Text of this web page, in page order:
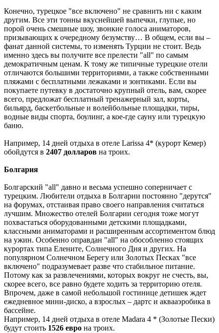
Конечно, турецкое "все включено" не сравнить ни с каким
другим. Все эти тонны вкуснейшей выпечки, глупые, но
порой очень смешные шоу, звонкие голоса аниматоров,
призывающих к очередному безумству… В общем, если вы –
фанат данной системы, то изменять Турции не стоит. Ведь
именно здесь вы получите все прелести "all" по самым
демократичным ценам. К тому же типичные турецкие отели
отличаются большими территориями, а также собственными
пляжами с бесплатными лежаками и зонтиками. Если вы
покупаете путевку в достаточно крупный отель, вам, скорее
всего, предложат бесплатный тренажерный зал, корты,
бильярд, баскетбольные и волейбольные площадки, тиры,
водные виды спорта, боулинг, а кое-где сауну или турецкую
баню.
Например, 14 дней отдыха в отеле Larissa 4* (курорт Кемер)
обойдутся в 2407 долларов на троих.
Болгария
Болгарский "all" давно и весьма успешно соперничает с
турецким. Любители отдыха в Болгарии постоянно "дерутся"
на форумах, отстаивая право своего направления считаться
лучшим. Множество отелей Болгарии сегодня тоже могут
похвастаться оборудованными детскими площадками,
классными аниматорами и расширенным ассортиментом блюд
на ужин. Особенно оправдан "all" на обособленно стоящих
курортах типа Елените, Солнечного Дня и других. На
популярном Солнечном Берегу или Золотых Песках "все
включено" подразумевает разве что стабильное питание.
Потому как за развлечениями, которых вокруг не счесть, вы,
скорее всего, все равно будете ходить за территорию отеля.
Впрочем, даже в самой небольшой гостинице детишек ждет
ежедневное мини-диско, а взрослых – дартс и аквааэробика в
бассейне.
Например, 14 дней отдыха в отеле Madara 4 * (Золотые Пески)
будут стоить 1526 евро на троих.